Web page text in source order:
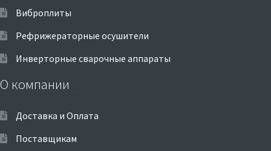
Виброплиты
Рефрижераторные осушители
Инверторные сварочные аппараты
О компании
Доставка и Оплата
Поставщикам